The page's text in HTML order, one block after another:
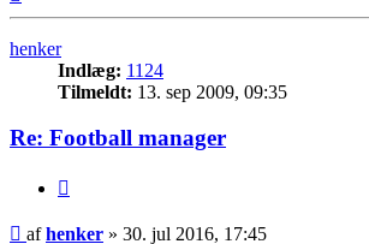
henker
Indlæg: 1124
Tilmeldt: 13. sep 2009, 09:35
Re: Football manager
Indlæg
afhenker » 30. jul 2016, 17:45